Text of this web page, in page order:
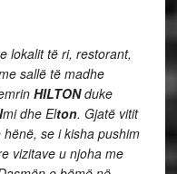
lokalit të ri, restorant,
sallë të madhe
HILTONduke
mi dhe Elton. Gjatë vitit
se i kisha pushim
vizitave u njoha me